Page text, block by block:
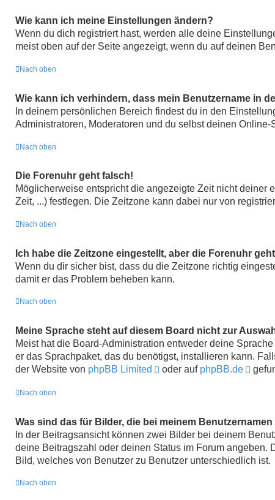
Wie kann ich meine Einstellungen ändern?
Wenn du dich registriert hast, werden alle deine
meist oben auf der Seite angezeigt, wenn du auf deinen
Nach oben
Wie kann ich verhindern, dass mein Benutzername in
In deinem persönlichen Bereich findest du in den
Administratoren, Moderatoren und du selbst deinen
Nach oben
Die Forenuhr geht falsch!
Möglicherweise entspricht die angezeigte Zeit nicht deiner
Zeit, ...) festlegen. Die Zeitzone kann dabei nur von
Nach oben
Ich habe die Zeitzone eingestellt, aber die Forenuhr
Wenn du dir sicher bist, dass du die Zeitzone richtig
damit er das Problem beheben kann.
Nach oben
Meine Sprache steht auf diesem Board nicht zur
Meist hat die Board-Administration entweder deine
er das Sprachpaket, das du benötigst, installieren kann.
der Website von phpBB Limited oder auf phpBB.de
Nach oben
Was sind das für Bilder, die bei meinem
In der Beitragsansicht können zwei Bilder bei deinem
deine Beitragszahl oder deinen Status im Forum angeben.
Bild, welches von Benutzer zu Benutzer unterschiedlich ist.
Nach oben